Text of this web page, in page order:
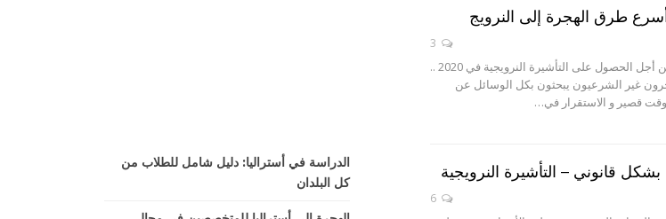
طرق الهجرة إلى النرويج
كثيرون يبحثون عن الزواج الأبيض في النرويج من أجل الحصول على التأشيرة النرويجية في 2020 ..
غير الشرعيون يبحثون بكل الوسائل عن
قصير و الاستقرار في…
6
الدراسة في أستراليا: دليل شامل للطلاب من
كل البلدان